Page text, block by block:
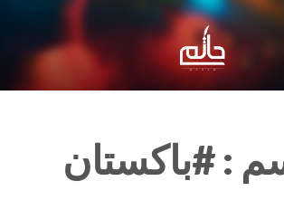
:#باكستان